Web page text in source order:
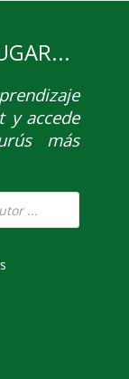
y accede
más